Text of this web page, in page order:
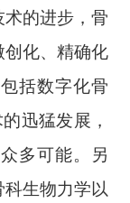
的进步，骨
化、精确化
括数字化骨
迅猛发展，
多可能。另
生物力学以